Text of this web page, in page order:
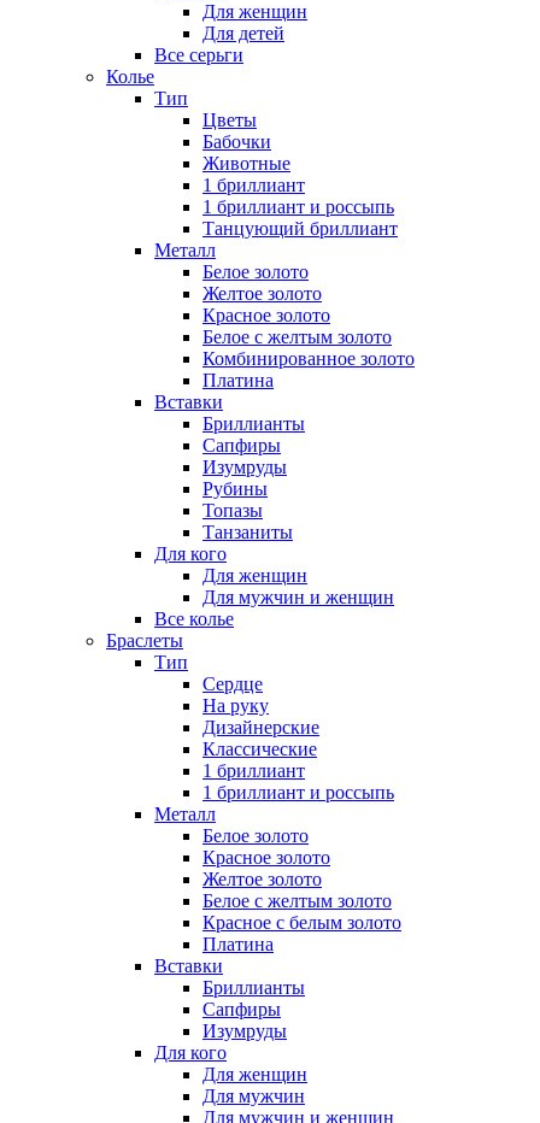
Для женщин
Для детей
Все серьги
Колье
Тип
Цветы
Бабочки
Животные
1 бриллиант
1 бриллиант и россыпь
Танцующий бриллиант
Металл
Белое золото
Желтое золото
Красное золото
Белое с желтым золото
Комбинированное золото
Платина
Вставки
Бриллианты
Сапфиры
Изумруды
Рубины
Топазы
Танзаниты
Для кого
Для женщин
Для мужчин и женщин
Все колье
Браслеты
Тип
Сердце
На руку
Дизайнерские
Классические
1 бриллиант
1 бриллиант и россыпь
Металл
Белое золото
Красное золото
Желтое золото
Белое с желтым золото
Красное с белым золото
Платина
Вставки
Бриллианты
Сапфиры
Изумруды
Для кого
Для женщин
Для мужчин
Для мужчин и женщин